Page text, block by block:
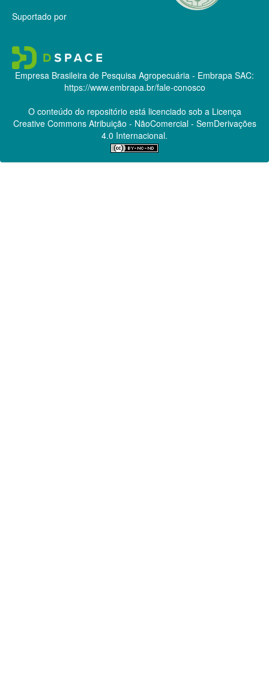
Suportado por
Empresa Brasileira de Pesquisa Agropecuária - Embrapa SAC:
https://www.embrapa.br/fale-conosco
O conteúdo do repositório está licenciado sob a Licença
Creative CommonsAtribuição - NãoComercial - SemDerivações
4.0 Internacional.